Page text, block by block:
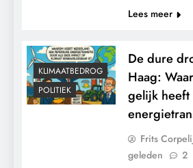
Lees meer
KLIMAATBEDROG
POLITIEK
De dure
Haag:
gelijk
Frits
geleden
2